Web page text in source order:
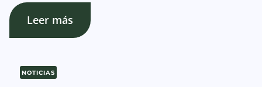
Leer más
NOTICIAS